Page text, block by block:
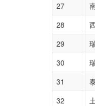
27
28
29
30
31
32